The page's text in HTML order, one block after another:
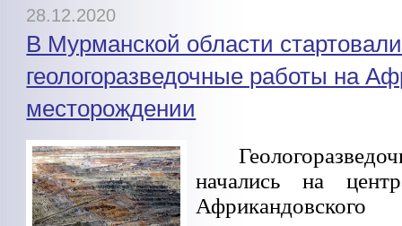
28.12.2020
В Мурманской области стартовали
геологоразведочные работы на
месторождении
начались на
Африкандовского